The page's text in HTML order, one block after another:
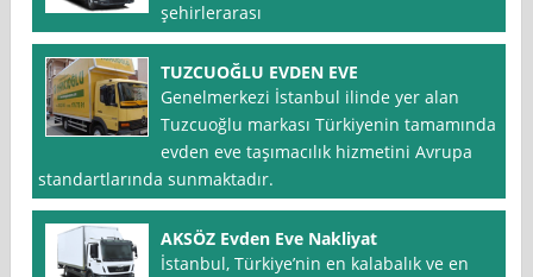
şehirlerarası
TUZCUOĞLU EVDEN EVE
Genelmerkezi İstanbul ilinde yer alan
Tuzcuoğlu markası Türkiyenin tamamında
evden eve taşımacılık hizmetini Avrupa
standartlarında sunmaktadır.
AKSÖZ Evden Eve Nakliyat
İstanbul, Türkiye’nin en kalabalık ve en